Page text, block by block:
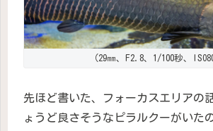
（29㎜、F2.8、1/100秒、
先ほど書いた、フォーカスエリアの
ょうど良さそうなピラルクーがいた